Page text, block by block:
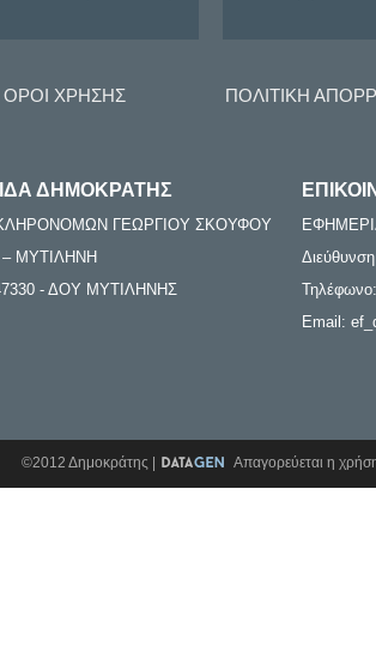
ΟΡΟΙ ΧΡΗΣΗΣ ΠΟΛΙΤΙΚΗ
ΔΗΜΟΚΡΑΤΗΣ
ΓΕΩΡΓΙΟΥ ΣΚΟΥΦΟΥ
ΜΥΤΙΛΗΝΗ
- ΔΟΥ ΜΥΤΙΛΗΝΗΣ
Email:
©2012 Δημοκράτης | Απαγορεύεται η